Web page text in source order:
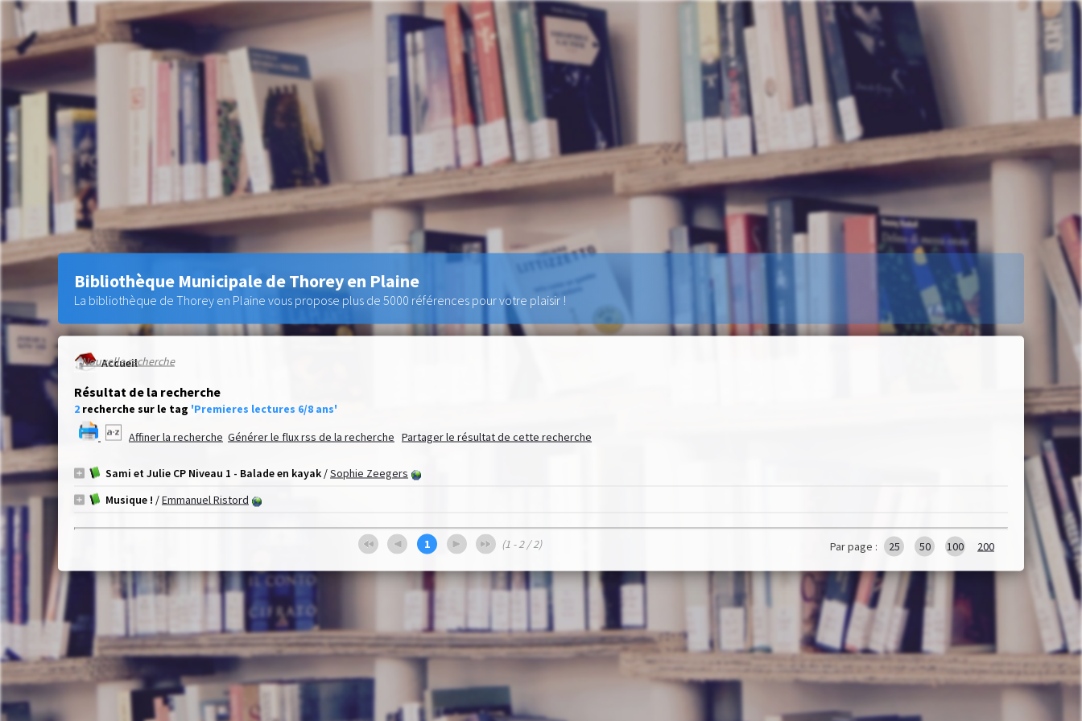
Accueil
Nouvelle recherche
Résultat de la recherche
2 recherche sur le tag 'Premieres lectures 6/8 ans'
Affiner la recherche Générer le flux rss de la recherche Partager le résultat de cette recherche
Sami et Julie CP Niveau 1 - Balade en kayak /Sophie Zeegers
Musique ! /Emmanuel Ristord
1 (1 - 2 / 2) Par page : 25 50 100 200
Bibliothèque Municipale de Thorey en Plaine
La bibliothèque de Thorey en Plaine vous propose plus de 5000 références pour votre plaisir !